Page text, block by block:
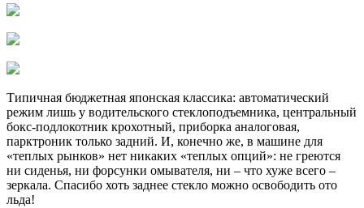
Типичная бюджетная японская классика: автоматический
режим лишь у водительского стеклоподъемника, центральный
бокс-подлокотник крохотный, приборка аналоговая,
парктроник только задний. И, конечно же, в машине для
«теплых рынков» нет никаких «теплых опций»: не греются
ни сиденья, ни форсунки омывателя, ни – что хуже всего –
зеркала. Спасибо хоть заднее стекло можно освободить ото
льда!